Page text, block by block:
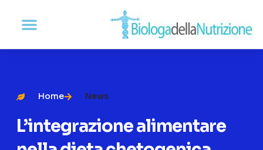
Home News
L’integrazione alimentare